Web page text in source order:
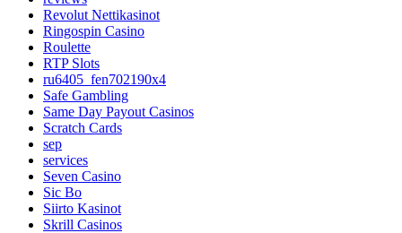
Revolut Nettikasinot
Ringospin Casino
Roulette
RTP Slots
ru6405_fen702190x4
Safe Gambling
Same Day Payout Casinos
Scratch Cards
sep
services
Seven Casino
Sic Bo
Siirto Kasinot
Skrill Casinos